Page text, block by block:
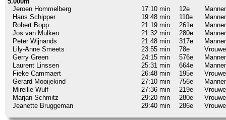
Jeroen Hommelberg
17:10 min 12e
Hans Schipper
19:48 min 110e
Robert Bopp
21:19 min 261e
Jos van Mulken
21:32 min 280e
Peter Wijnands
21:48 min 317e
Lily-Anne Smeets
23:55 min 78e
Gerry Green
24:15 min 576e
Laurent Linssen
25:31 min 664e
Fieke Cammaert
26:48 min 195e
Gerard Mooijekind
27:10 min 756e
Mireille Wulf
27:36 min 219e
Marjan Schmitz
29:20 min 280e
Jeanette Bruggeman
29:40 min 286e